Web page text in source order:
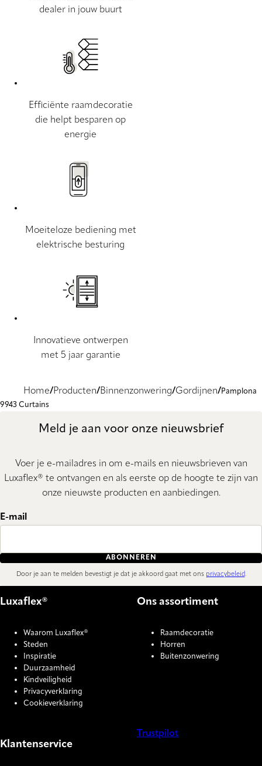
dealer in jouw buurt
Efficiënte raamdecoratie
die helpt besparen op
energie
Moeiteloze bediening met
elektrische besturing
Innovatieve ontwerpen
met 5 jaar garantie
Home Producten Binnenzonwering Gordijnen
Pamplona
9943 Curtains
Meld je aan voor onze nieuwsbrief
Voer je e-mailadres in om e-mails en nieuwsbrieven van
Luxaflex® te ontvangen en als eerste op de hoogte te zijn van
onze nieuwste producten en aanbiedingen.
E-mail
ABONNEREN
Door je aan te melden bevestigt je dat je akkoord gaat met ons privacybeleid.
Luxaflex®
Waarom Luxaflex®
Steden
Inspiratie
Duurzaamheid
Kindveiligheid
Privacyverklaring
Cookieverklaring
Ons assortiment
Raamdecoratie
Horren
Buitenzonwering
Klantenservice
Trustpilot